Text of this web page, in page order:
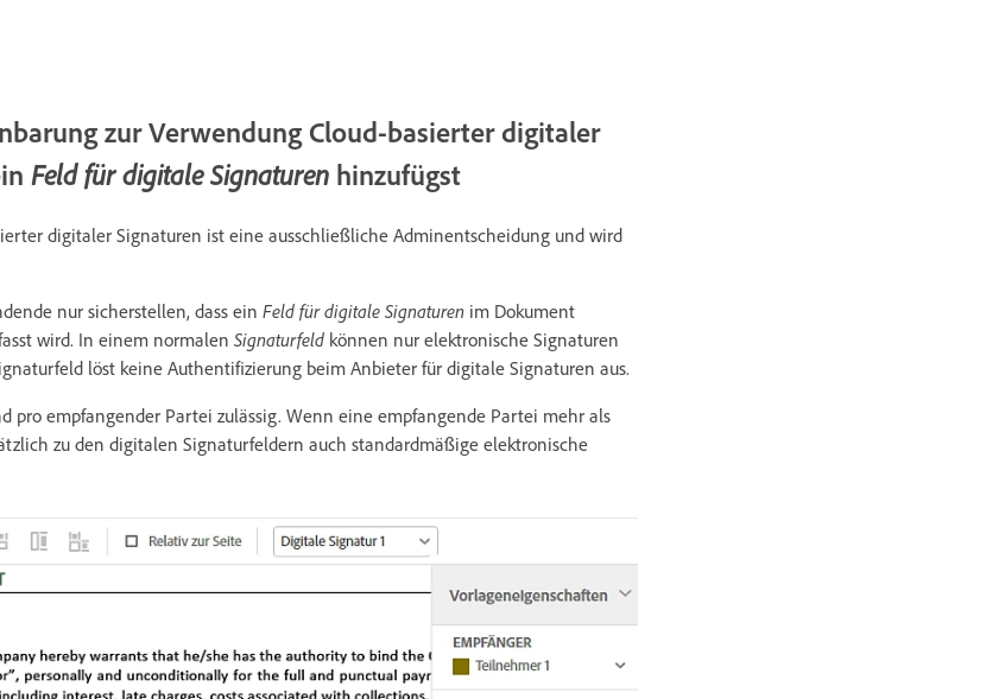
zur Verwendung Cloud-basierter digitaler
Feld für digitale Signaturen hinzufügst
digitaler Signaturen ist eine ausschließliche Adminentscheidung und wird
nur sicherstellen, dass ein Feld für digitale Signaturen im Dokument
wird. In einem normalen Signaturfeld können nur elektronische Signaturen
löst keine Authentifizierung beim Anbieter für digitale Signaturen aus.
pro empfangender Partei zulässig. Wenn eine empfangende Partei mehr als
zu den digitalen Signaturfeldern auch standardmäßige elektronische